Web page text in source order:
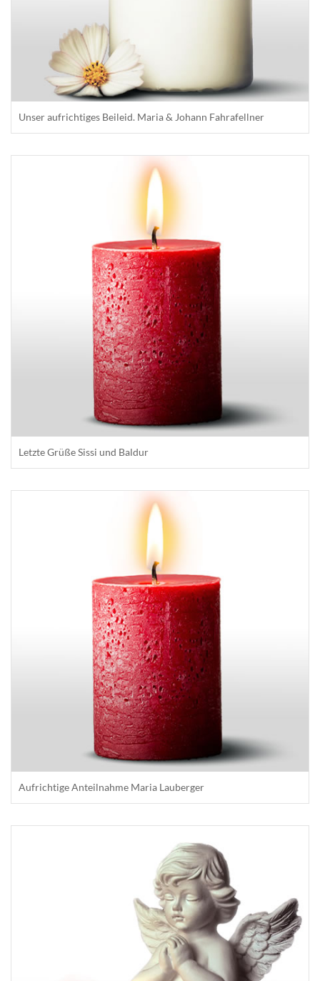
Unser aufrichtiges Beileid. Maria & Johann Fahrafellner
Letzte Grüße Sissi und Baldur
Aufrichtige Anteilnahme Maria Lauberger